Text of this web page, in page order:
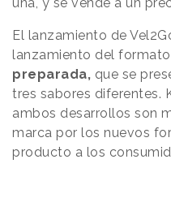
El lanzamiento de
lanzamiento del
preparada, que se
tres sabores diferentes.
ambos desarrollos son
marca por los nuevos
producto a los